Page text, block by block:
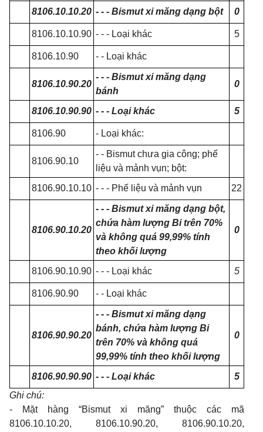
8106.10.10.20 - - - Bismut xi măng dạng bột 0
8106.10.10.90 - - - Loại khác 5
8106.10.90 - - Loại khác
8106.10.90.20
- - - Bismut xi măng dạng
bánh
0
8106.10.90.90 - - - Loại khác 5
8106.90 - Loại khác:
8106.90.10
- - Bismut chưa gia công; phế
liệu và mảnh vụn; bột:
8106.90.10.10 - - - Phế liệu và mảnh vụn 22
8106.90.10.20
- - - Bismut xi măng dạng bột,
chứa hàm lượng Bi trên 70%
và không quá 99,99% tính
theo khối lượng
0
8106.90.10.90 - - - Loại khác 5
8106.90.90 - - Loại khác
8106.90.90.20
- - - Bismut xi măng dạng
bánh, chứa hàm lượng Bi
trên 70% và không quá
99,99% tính theo khối lượng
0
8106.90.90.90 - - - Loại khác
5
Ghi chú:
- Mặt hàng “Bismut xi măng” thuộc các mã
8106.10.10.20, 8106.10.90.20, 8106.90.10.20,